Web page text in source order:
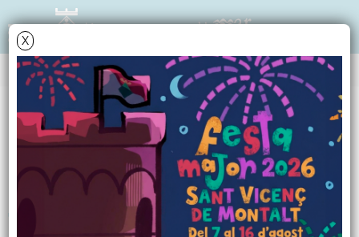
X
AGENDA
Dissabte13 juny 2026
Cinema familiar a la
fresca